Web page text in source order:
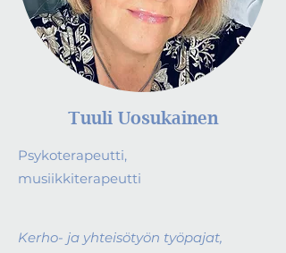
Tuuli Uosukainen
Psykoterapeutti,
musiikkiterapeutti
Kerho- ja yhteisötyön työpajat,